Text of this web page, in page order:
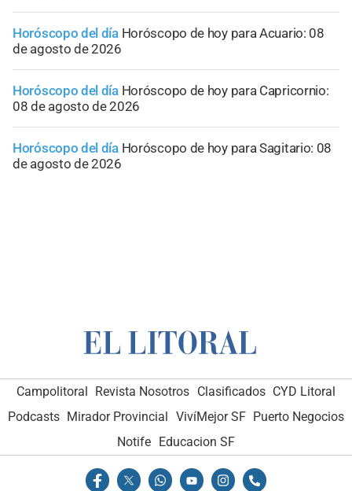
Horóscopo del día Horóscopo de hoy para Acuario: 08
de agosto de 2026
Horóscopo del día Horóscopo de hoy para Capricornio:
08 de agosto de 2026
Horóscopo del día Horóscopo de hoy para Sagitario: 08
de agosto de 2026
Campolitoral Revista Nosotros Clasificados CYD Litoral
Podcasts Mirador Provincial VivíMejor SF Puerto Negocios
Notife
Educacion SF